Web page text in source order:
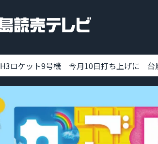
H3ロケット9号機 今月10日打ち上げに 台